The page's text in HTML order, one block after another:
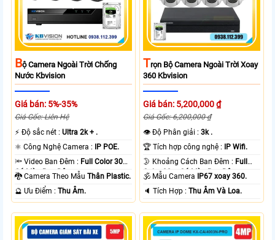
BỘ Camera Ngoài Trời Chống
Nước Kbvision
Giá bán: 5%-35%
Giá Gốc: Liên Hệ
️⚡ Độ sắc nét :Ultra 2k + .
⚛️ Công Nghệ Camera : IP POE.
🔦 Video Ban Đêm : Full Color 30m
Có Màu Ban Ðêm.
🐉️ Camera Theo MẫuThân Plastic.
️🔮 Ưu Điểm :Thu Âm.
TRọn Bộ Camera Ngoài Trời Xoay
360 Kbvision
Giá bán: 5,200,000 ₫
Giá Gốc: 6,200,000 ₫
👁 Độ Phân giải :3k .
🏆 Tích hợp công nghệ : IP Wifi.
🌛 Khoảng Cách Ban Đêm : Full
Color 30m Có Màu Ban Ðêm.
🕉️ Mẫu Camera IP67 xoay 360.
️🔈 Tích Hợp :Thu Âm Và Loa.